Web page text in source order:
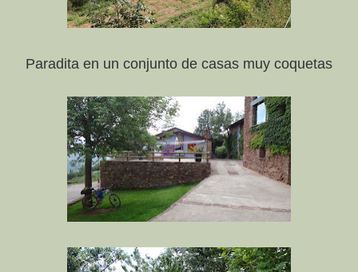
Paradita en un conjunto de casas muy coquetas